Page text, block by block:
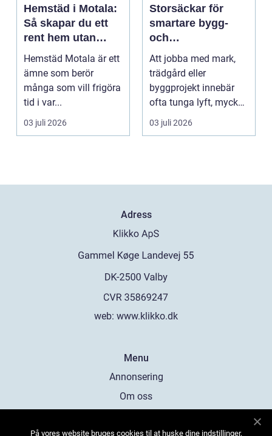
Hemstäd i Motala:
Så skapar du ett
rent hem utan
stress
Hemstäd Motala är ett
ämne som berör
många som vill frigöra
tid i var...
03 juli 2026
Storsäckar för
smartare bygg-
och
trädgårdsprojekt
Att jobba med mark,
trädgård eller
byggprojekt innebär
ofta tunga lyft, mycket
logis...
03 juli 2026
Adress
web: www.klikko.dk
Menu
Annonsering
Om oss
På vores website bruges cookies til at huske dine indstillinger,